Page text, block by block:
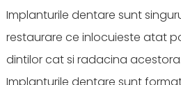
Implanturile dentare sunt
restaurare ce inlocuieste atat
dintilor cat si radacina acestora.